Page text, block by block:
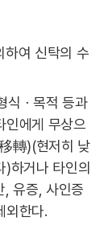
하여 신탁의 수
식ㆍ목적 등과
인에게 무상으
轉)(현저히 낮
하거나 타인의
, 유증, 사인증
외한다.